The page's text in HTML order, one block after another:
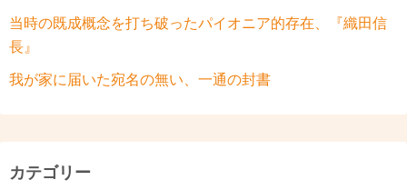
当時の既成概念を打ち破ったパイオニア的存在、『織田信
長』
我が家に届いた宛名の無い、一通の封書
カテゴリー